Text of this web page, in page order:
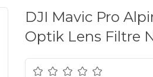
DJI Mavic Pro
Optik Lens Filtre